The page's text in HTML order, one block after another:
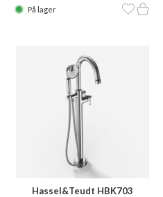
På lager
Hassel&Teudt HBK703